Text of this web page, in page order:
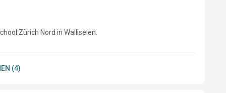
Zürich Nord in Walliselen.
(4)